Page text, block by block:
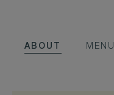
ABOUT MENU